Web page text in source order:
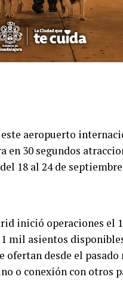
aeropuerto
en 30 segundos
18 al 24 de
inició operaciones el
mil asientos
ofertan desde el
o conexión con otros